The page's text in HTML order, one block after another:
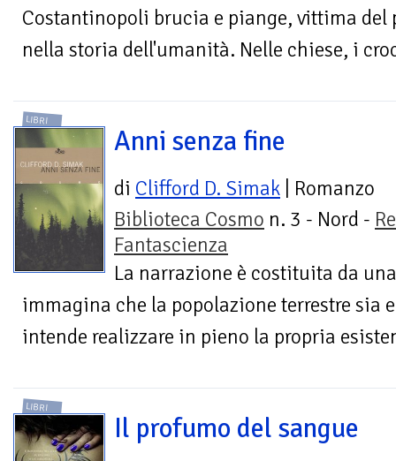
Costantinopoli brucia e piange, vittima del
nella storia dell'umanità. Nelle chiese, i
LIBRI
Anni senza fine
di Clifford D. Simak | Romanzo
Biblioteca Cosmo n. 3 - Nord -
Fantascienza
La narrazione è costituita da
immagina che la popolazione terrestre sia
intende realizzare in pieno la propria
LIBRI
Il profumo del sangue